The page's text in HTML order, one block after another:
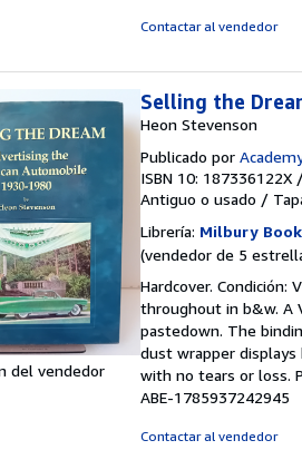
Contactar al vendedor
del vendedor
Selling the
Heon Stevenson
Publicado por
ISBN 10: 187336122X
Antiguo o usado /
Librería: Milbury
(vendedor de 5
Hardcover. Condición:
throughout in b&w. A
pastedown. The
dust wrapper
with no tears or loss.
ABE-1785937242945
Contactar al vendedor